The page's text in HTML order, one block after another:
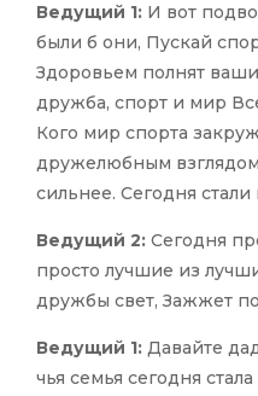
Ведущий 1: И вот
были б они, Пускай
Здоровьем полнят
дружба, спорт и мир
Кого мир спорта
дружелюбным
сильнее. Сегодня
Ведущий 2: Сегодня
просто лучшие из
дружбы свет, Зажжет
Ведущий 1: Давайте
чья семья сегодня